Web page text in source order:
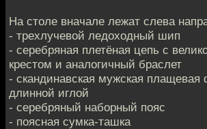
На столе вначале лежат слева
- трехлучевой ледоходный шип
- серебряная плетёная цепь с
крестом и аналогичный браслет
- скандинавская мужская плащевая
длинной иглой
- серебряный наборный пояс
- поясная сумка-ташка